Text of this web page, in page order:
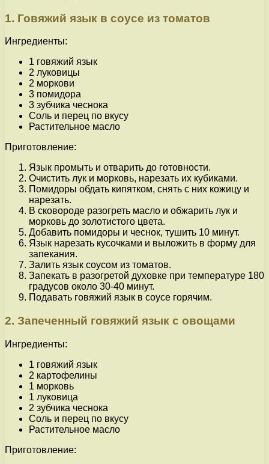
1. Говяжий язык в соусе из томатов
Ингредиенты:
1 говяжий язык
2 луковицы
2 моркови
3 помидора
3 зубчика чеснока
Соль и перец по вкусу
Растительное масло
Приготовление:
Язык промыть и отварить до готовности.
Очистить лук и морковь, нарезать их кубиками.
Помидоры обдать кипятком, снять с них кожицу и
нарезать.
В сковороде разогреть масло и обжарить лук и
морковь до золотистого цвета.
Добавить помидоры и чеснок, тушить 10 минут.
Язык нарезать кусочками и выложить в форму для
запекания.
Залить язык соусом из томатов.
Запекать в разогретой духовке при температуре 180
градусов около 30-40 минут.
Подавать говяжий язык в соусе горячим.
2. Запеченный говяжий язык с овощами
Ингредиенты:
1 говяжий язык
2 картофелины
1 морковь
1 луковица
2 зубчика чеснока
Соль и перец по вкусу
Растительное масло
Приготовление: